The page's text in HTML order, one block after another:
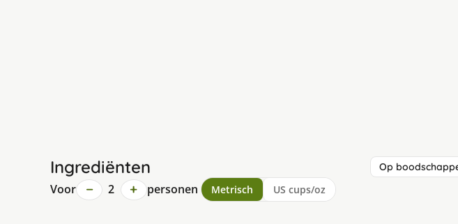
Ingrediënten Op
Voor − 2 + personen Metrisch US cups/oz